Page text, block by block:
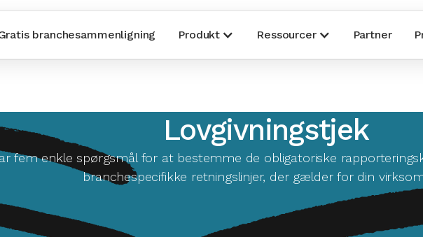
branchesammenligning Produkt Ressourcer Partner
Lovgivningstjek
fem enkle spørgsmål for at bestemme de obligatoriske
branchespecifikke retningslinjer, der gælder for din